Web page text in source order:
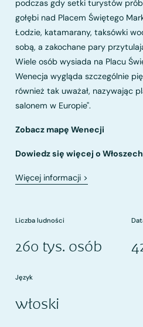
podczas gdy setki turystów
gołębi nad Placem Świętego
Łodzie, katamarany, taksówki
sobą, a zakochane pary
Wiele osób wysiada na Placu
Wenecja wygląda szczególnie
również tak uważał, nazywając
salonem w Europie".
Zobacz mapę Wenecji
Dowiedz się więcej o Włoszech
Więcej informacji >
Liczba ludności
260 tys. osób
Język
włoski